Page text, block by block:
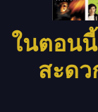
ในตอน
สะด